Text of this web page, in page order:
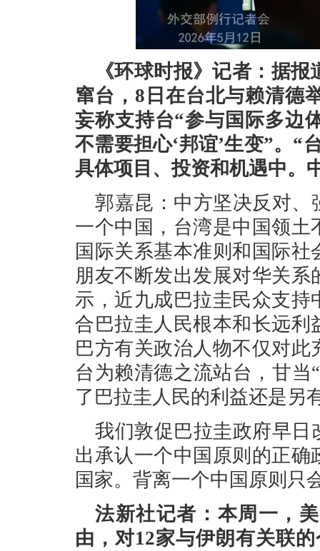
《环球时报》记者：据
窜台，8日在台北与赖清德
妄称支持台“参与国际多边
不需要担心‘邦谊’生变”。“
具体项目、投资和机遇中。
郭嘉昆：中方坚决反对、
一个中国，台湾是中国领
国际关系基本准则和国际
朋友不断发出发展对华关
示，近九成巴拉圭民众支
合巴拉圭人民根本和长远
巴方有关政治人物不仅对
台为赖清德之流站台，甘
了巴拉圭人民的利益还是另
我们敦促巴拉圭政府早日
出承认一个中国原则的正
国家。背离一个中国原则只
法新社记者：本周一，
由，对12家与伊朗有关联